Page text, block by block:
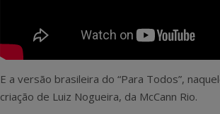
E a versão brasileira do “Para Todos”,
criação de Luiz Nogueira, da McCann Rio.